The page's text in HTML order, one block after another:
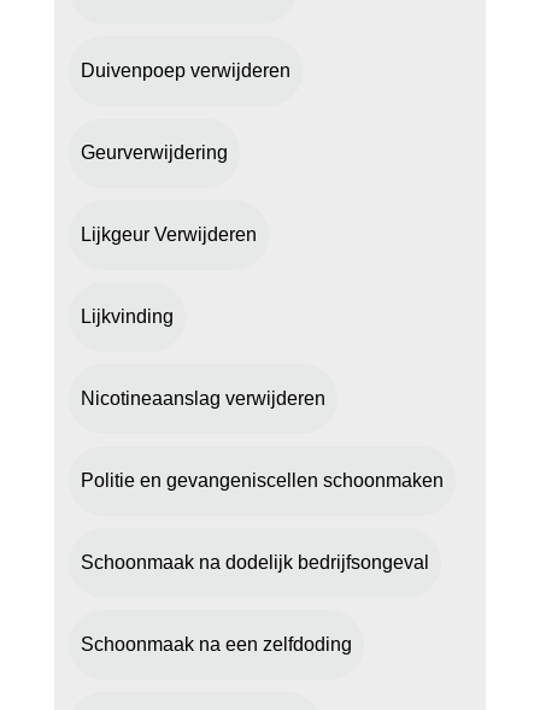
Duivenpoep verwijderen
Geurverwijdering
Lijkgeur Verwijderen
Lijkvinding
Nicotineaanslag verwijderen
Politie en gevangeniscellen schoonmaken
Schoonmaak na dodelijk bedrijfsongeval
Schoonmaak na een zelfdoding